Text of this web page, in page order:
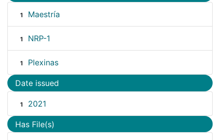
1 Maestría
1 NRP-1
1 Plexinas
Date issued
1 2021
Has File(s)